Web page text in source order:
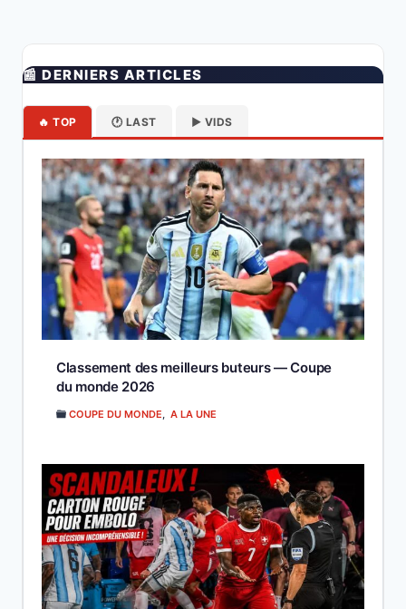
📰 DERNIERS ARTICLES
🔥 TOP 🕐 LAST ▶️ VIDS
Classement des meilleurs buteurs — Coupe
du monde 2026
COUPE DU MONDE, A LA UNE